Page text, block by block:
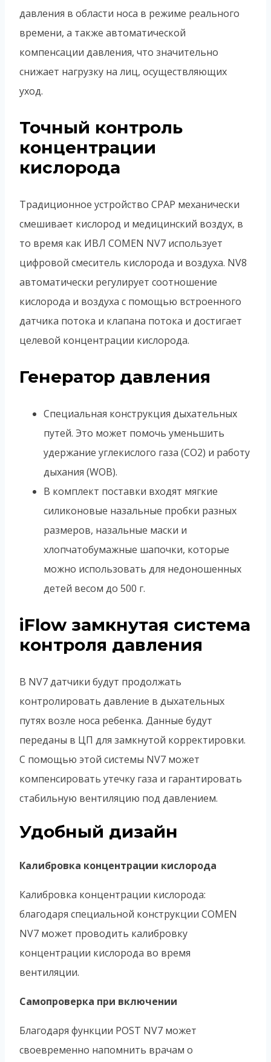
давления в области носа в режиме реального
времени, а также автоматической
компенсации давления, что значительно
снижает нагрузку на лиц, осуществляющих
уход.
Точный контроль
концентрации
кислорода
Традиционное устройство CPAP механически
смешивает кислород и медицинский воздух, в
то время как ИВЛ COMEN NV7 использует
цифровой смеситель кислорода и воздуха. NV8
автоматически регулирует соотношение
кислорода и воздуха с помощью встроенного
датчика потока и клапана потока и достигает
целевой концентрации кислорода.
Генератор давления
Cпециальная конструкция дыхательных
путей. Это может помочь уменьшить
удержание углекислого газа (CO2) и работу
дыхания (WOB).
В комплект поставки входят мягкие
силиконовые назальные пробки разных
размеров, назальные маски и
хлопчатобумажные шапочки, которые
можно использовать для недоношенных
детей весом до 500 г.
iFlow замкнутая система
контроля давления
В NV7 датчики будут продолжать
контролировать давление в дыхательных
путях возле носа ребенка. Данные будут
переданы в ЦП для замкнутой корректировки.
С помощью этой системы NV7 может
компенсировать утечку газа и гарантировать
стабильную вентиляцию под давлением.
Удобный дизайн
Калибровка концентрации кислорода
Калибровка концентрации кислорода:
благодаря специальной конструкции COMEN
NV7 может проводить калибровку
концентрации кислорода во время
вентиляции.
Самопроверка при включении
Благодаря функции POST NV7 может
своевременно напомнить врачам о